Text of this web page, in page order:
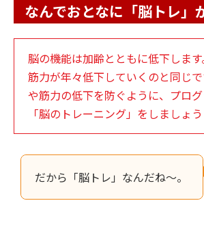
なんでおとなに「脳トレ」
脳の機能は加齢とともに低下しま
筋力が年々低下していくのと同じ
や筋力の低下を防ぐように、プロ
「脳のトレーニング」をしましょう
だから「脳トレ」なんだね～。